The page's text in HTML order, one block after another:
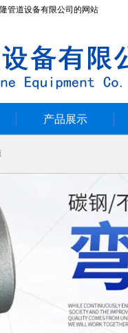
管道设备有限公司的网站
产品展示